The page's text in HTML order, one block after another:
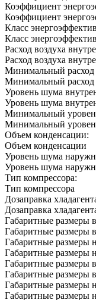
Коэффициент
Коэффициент
Класс
Класс
Расход воздуха
Расход воздуха
Минимальный расход
Минимальный расход
Уровень шума
Уровень шума
Минимальный
Минимальный
Объем конденсации:
Объем конденсации
Уровень шума
Уровень шума
Тип компрессора:
Тип компрессора
Дозаправка
Дозаправка
Габаритные размеры
Габаритные размеры
Габаритные
Габаритные
Габаритные размеры
Габаритные размеры
Габаритные размеры
Габаритные размеры